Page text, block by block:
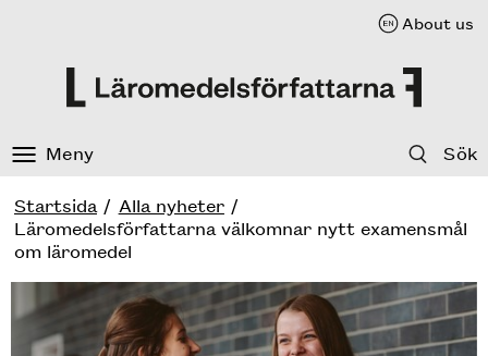
About us
Meny Sök
Startsida
Alla nyheter
Läromedelsförfattarna välkomnar nytt examensmål
om läromedel